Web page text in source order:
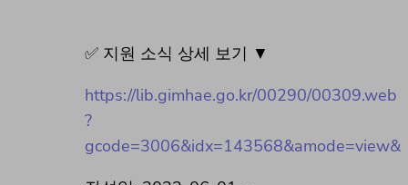
✅ 지원 소식 상세 보기 ▼
https://lib.gimhae.go.kr/00290/00309.web
?
gcode=3006&idx=143568&amode=view&